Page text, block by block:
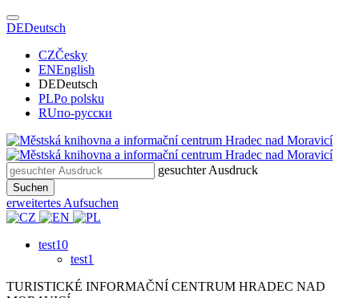
DEDeutsch
CZČesky
ENEnglish
DEDeutsch
PLPo polsku
RUпо-русски
gesuchter Ausdruck
Suchen
erweitertes Aufsuchen
test10
test1
TURISTICKÉ INFORMAČNÍ CENTRUM HRADEC NAD